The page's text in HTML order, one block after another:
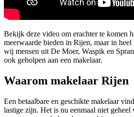
Bekijk deze video om erachter te komen
meerwaarde bieden in Rijen, maar in
wij mensen uit De Moer, Waspik en
ook geholpen aan een makelaar.
Waarom makelaar Rijen
Een betaalbare en geschikte makelaar
lastige zijn. Het is nu eenmaal niet geheel